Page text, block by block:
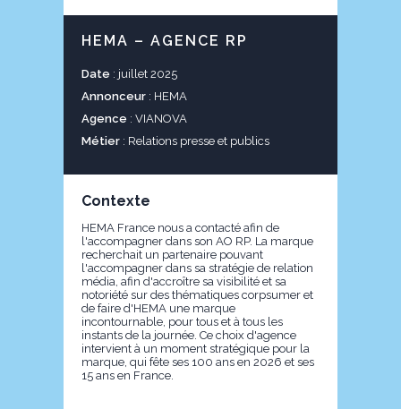
HEMA – AGENCE RP
Date : juillet 2025
Annonceur : HEMA
Agence : VIANOVA
Métier : Relations presse et publics
Contexte
HEMA France nous a contacté afin de
l'accompagner dans son AO RP. La marque
recherchait un partenaire pouvant
l'accompagner dans sa stratégie de relation
média, afin d'accroître sa visibilité et sa
notoriété sur des thématiques corpsumer et
de faire d'HEMA une marque
incontournable, pour tous et à tous les
instants de la journée. Ce choix d'agence
intervient à un moment stratégique pour la
marque, qui fête ses 100 ans en 2026 et ses
15 ans en France.